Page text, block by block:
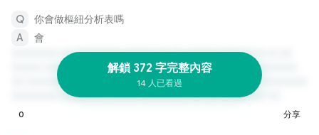
你會做樞紐分析表嗎
會
解鎖 372 字完整內容
14 人已看過
0 分享